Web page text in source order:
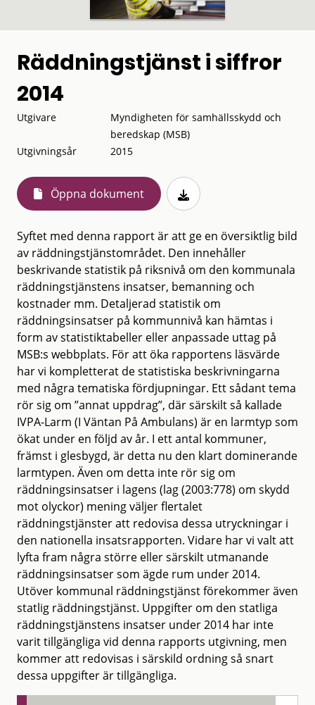
Räddningstjänst i siffror
2014
Utgivare
Myndigheten för samhällsskydd och
beredskap (MSB)
Utgivningsår
2015
Öppna dokument
Syftet med denna rapport är att ge en översiktlig bild
av räddningstjänstområdet. Den innehåller
beskrivande statistik på riksnivå om den kommunala
räddningstjänstens insatser, bemanning och
kostnader mm. Detaljerad statistik om
räddningsinsatser på kommunnivå kan hämtas i
form av statistiktabeller eller anpassade uttag på
MSB:s webbplats. För att öka rapportens läsvärde
har vi kompletterat de statistiska beskrivningarna
med några tematiska fördjupningar. Ett sådant tema
rör sig om ”annat uppdrag”, där särskilt så kallade
IVPA-Larm (I Väntan På Ambulans) är en larmtyp som
ökat under en följd av år. I ett antal kommuner,
främst i glesbygd, är detta nu den klart dominerande
larmtypen. Även om detta inte rör sig om
räddningsinsatser i lagens (lag (2003:778) om skydd
mot olyckor) mening väljer flertalet
räddningstjänster att redovisa dessa utryckningar i
den nationella insatsrapporten. Vidare har vi valt att
lyfta fram några större eller särskilt utmanande
räddningsinsatser som ägde rum under 2014.
Utöver kommunal räddningstjänst förekommer även
statlig räddningstjänst. Uppgifter om den statliga
räddningstjänstens insatser under 2014 har inte
varit tillgängliga vid denna rapports utgivning, men
kommer att redovisas i särskild ordning så snart
dessa uppgifter är tillgängliga.